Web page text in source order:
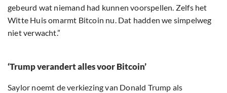
gebeurd wat niemand had kunnen voorspellen. Zelfs het
Witte Huis omarmt Bitcoin nu. Dat hadden we simpelweg
niet verwacht.”
‘Trump verandert alles voor Bitcoin’
Saylor noemt de verkiezing van Donald Trump als